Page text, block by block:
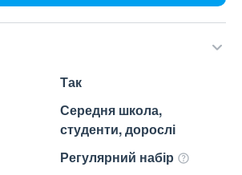
Так
Середня школа,
студенти, дорослі
Регулярний набір